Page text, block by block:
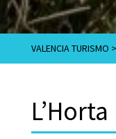
VALENCIA TURISMO >
L’Horta